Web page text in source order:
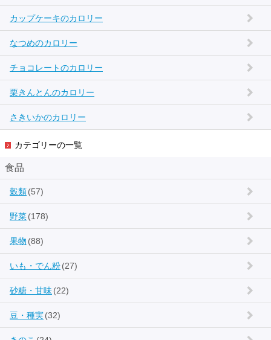
カップケーキのカロリー
なつめのカロリー
チョコレートのカロリー
栗きんとんのカロリー
さきいかのカロリー
カテゴリーの一覧
食品
穀類(57)
野菜(178)
果物 (88)
いも・でん粉(27)
砂糖・甘味(22)
豆・種実(32)